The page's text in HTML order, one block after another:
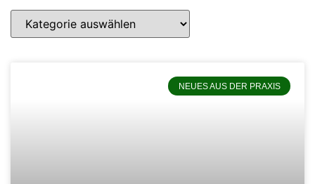
NEUES AUS DER PRAXIS